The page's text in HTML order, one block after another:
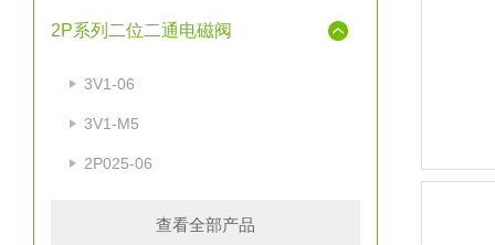
2P系列二位二通电磁阀
3V1-06
3V1-M5
2P025-06
查看全部产品